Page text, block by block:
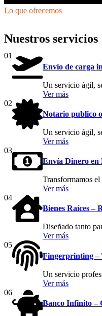
Lo que ofrecemos
Nuestros servicios
01
Envío de carga
Un servicio ágil,
Ver más
02
Notario publico
Un servicio ágil,
Ver más
03
Envía Dinero en
Transformamos
Ver más
04
Bienes Raíces –
Diseñado tanto
Ver más
05
Fingerprinting –
Un servicio
Ver más
06
Banco Infinito –